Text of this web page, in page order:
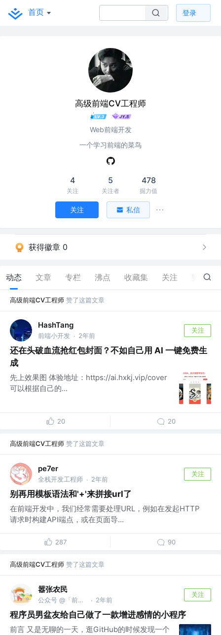
首页 登录
高级前端CV工程师
Web前端开发
一个学习前端的菜鸟
4
关注
5
关注者
478
掘力值
关注 私信
获得徽章 0
动态 文章 专栏 沸点 收藏集 关注 143
高级前端CV工程师 赞了这篇文章
HashTang
前端小开发 · 2年前
关注
还在头破血流抢红包封面？不如自己用 AI 一键免费生
成
先上效果图 体验地址：https://ai.hxkj.vip/cover
可以根据自己的...
20 20
高级前端CV工程师 赞了这篇文章
pe7er
全栈开发工程师 · 2年前
关注
别再用模板语法和'+'来拼接url了
在前端开发中，我们经常需要处理URL，例如在发起HTTP
请求时构建API端点，或在页面导...
287 90
高级前端CV工程师 赞了这篇文章
嚣张农民
公众号 @「前端嚣张农民」 · 2年前
关注
程序员男盆友给自己做了一款增进感情的小程序
前言 又是无聊的一天，逛GitHub的时候发现一个